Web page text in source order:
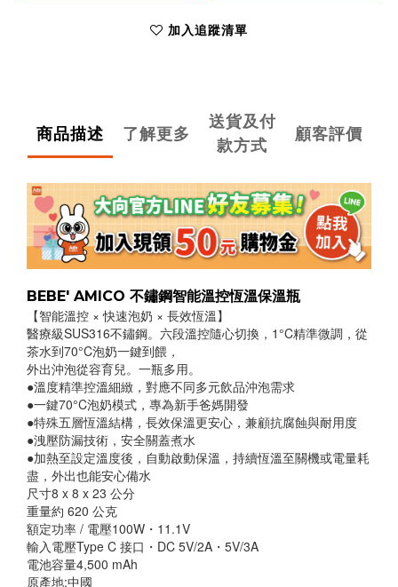
加入追蹤清單
商品描述 了解更多
送貨及付
款方式
顧客評價
BEBE' AMICO 不鏽鋼智能溫控恆溫保溫瓶
【智能溫控 × 快速泡奶 × 長效恆溫】
醫療級SUS316不鏽鋼。六段溫控隨心切換，1°C精準微調，從
茶水到70°C泡奶一鍵到餵，
外出沖泡從容育兒。一瓶多用。
●溫度精準控溫細緻，對應不同多元飲品沖泡需求
●一鍵70°C泡奶模式，專為新手爸媽開發
●特殊五層恆溫結構，長效保溫更安心，兼顧抗腐蝕與耐用度
●洩壓防漏技術，安全關蓋煮水
●加熱至設定溫度後，自動啟動保溫，持續恆溫至關機或電量耗
盡，外出也能安心備水
尺寸8 x 8 x 23 公分
重量約 620 公克
額定功率 / 電壓100W・11.1V
輸入電壓Type C 接口・DC 5V/2A・5V/3A
電池容量4,500 mAh
原產地:中國